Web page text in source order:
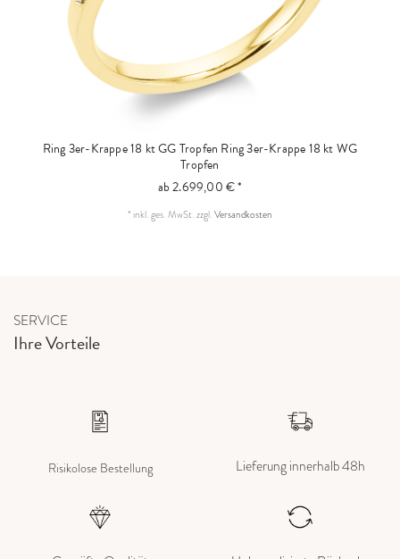
Ring 3er-Krappe 18 kt GG Tropfen Ring 3er-Krappe 18 kt WG
Tropfen
ab 2.699,00 € *
* inkl. ges. MwSt.zzgl.Versandkosten
SERVICE
Ihre Vorteile
Risikolose Bestellung Lieferung innerhalb 48h